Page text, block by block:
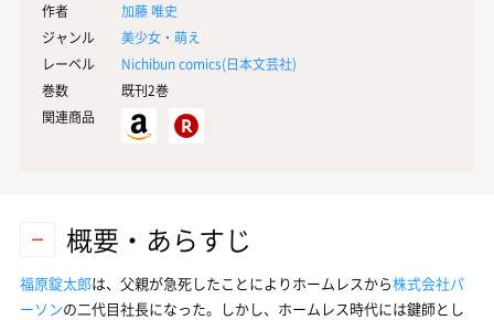
作者
加藤 唯史
ジャンル
美少女・萌え
レーベル
Nichibun comics(日本文芸社)
巻数
既刊2巻
関連商品
概要・あらすじ
福原錠太郎は、父親が急死したことによりホームレスから株式会社パ
ーソンの二代目社長になった。しかし、ホームレス時代には鍵師とし